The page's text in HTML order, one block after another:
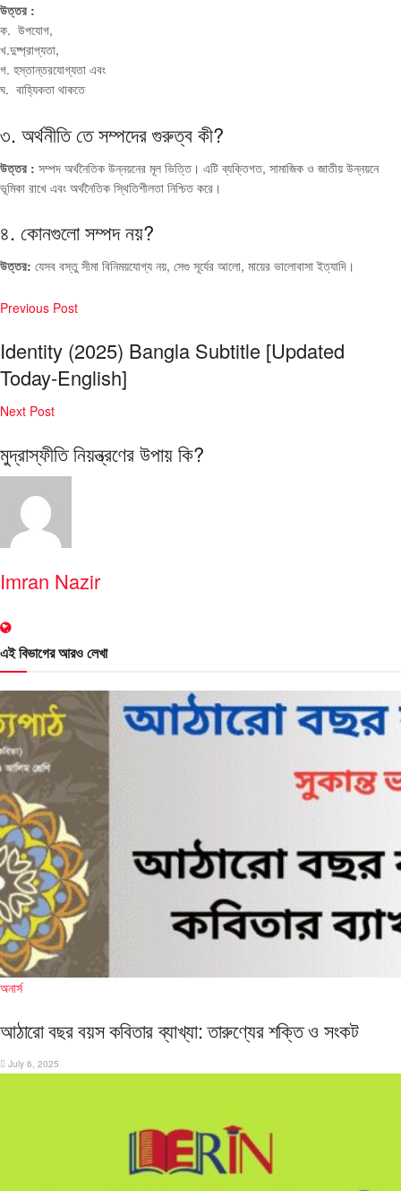
উত্তর :
ক. উপযোগ,
খ.দুষ্প্রাপ্যতা,
গ. হস্তান্তরযোগ্যতা এবং
ঘ. বাহ্যিকতা থাকতে
৩. অর্থনীতি তে সম্পদের গুরুত্ব কী?
উত্তর : সম্পদ অর্থনৈতিক উন্নয়নের মূল ভিত্তি। এটি ব্যক্তিগত, সামাজিক ও জাতীয় উন্নয়নে
ভূমিকা রাখে এবং অর্থনৈতিক স্থিতিশীলতা নিশ্চিত করে।
৪. কোনগুলো সম্পদ নয়?
উত্তর: যেসব বস্তু সীমা বিনিময়যোগ্য নয়, সেগু সূর্যের আলো, মায়ের ভালোবাসা ইত্যাদি।
Previous Post
Identity (2025) Bangla Subtitle [Updated
Today-English]
Next Post
মুদ্রাস্ফীতি নিয়ন্ত্রণের উপায় কি?
Imran Nazir
এই বিভাগের আরও লেখা
অনার্স
আঠারো বছর বয়স কবিতার ব্যাখ্যা: তারুণ্যের শক্তি ও সংকট
July 6, 2025